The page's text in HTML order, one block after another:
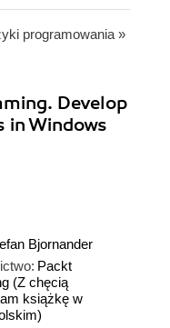
programowania »
Develop
Windows
Bjornander
Packt
(Z chęcią
książkę w